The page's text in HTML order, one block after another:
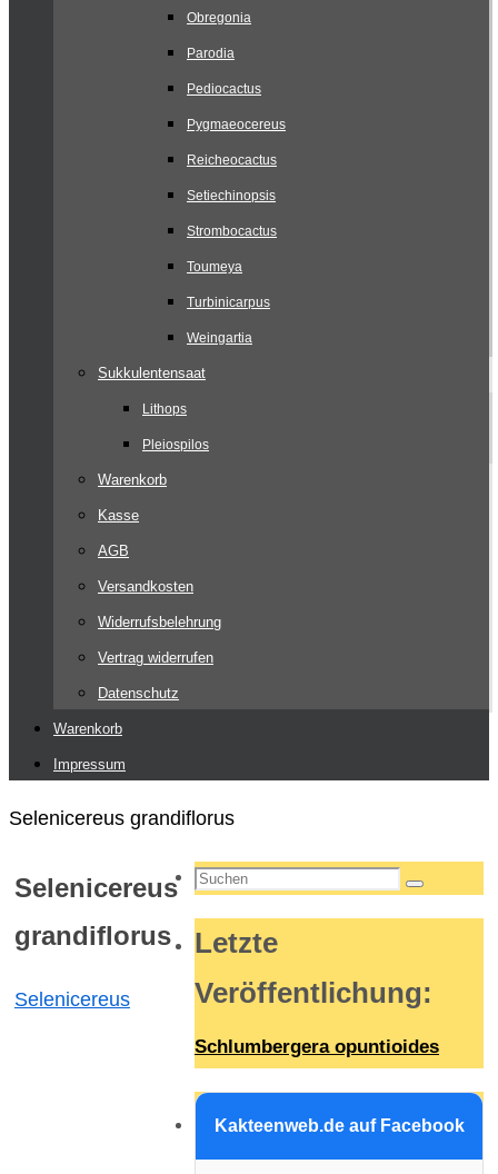
Obregonia
Parodia
Pediocactus
Pygmaeocereus
Reicheocactus
Setiechinopsis
Strombocactus
Toumeya
Turbinicarpus
Weingartia
Sukkulentensaat
Lithops
Pleiospilos
Warenkorb
Kasse
AGB
Versandkosten
Widerrufsbelehrung
Vertrag widerrufen
Datenschutz
Warenkorb
Impressum
Start
Selenicereus grandiflorus
Selenicereus
grandiflorus
Selenicereus
Suchen
Suchen
Letzte
Veröffentlichung:
Schlumbergera opuntioides
Kakteenweb.de auf Facebook